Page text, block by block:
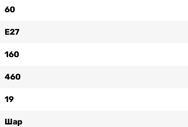
60
Е27
160
460
19
Шар